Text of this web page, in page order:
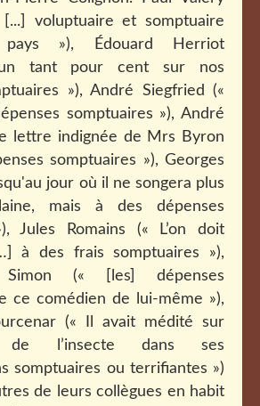
voluptuaire et somptuaire
»), Édouard Herriot
tant pour cent sur nos
»), André Siegfried («
somptuaires »), André
lettre indignée de Mrs Byron
somptuaires »), Georges
jour où il ne songera plus
mais à des dépenses
Jules Romains (« L’on doit
à des frais somptuaires »),
Simon (« [les] dépenses
ce comédien de lui-même »),
(« Il avait médité sur
de l’insecte dans ses
somptuaires ou terrifiantes »)
de leurs collègues en habit